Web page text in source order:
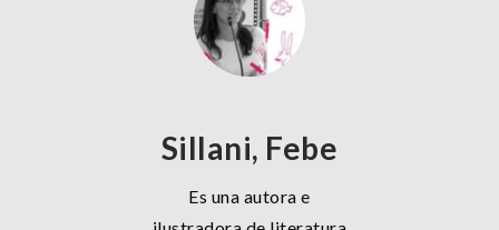
Sillani, Febe
Es una autora e